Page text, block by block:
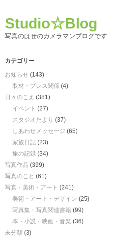
Studio☆Blog
写真のはせのカメラマンブログです
カテゴリー
お知らせ (143)
取材・プレス関係 (4)
日々のこえ (381)
イベント (27)
スタジオだより (37)
しあわせメッセージ (65)
家族日記 (23)
旅の記録 (34)
写真作品 (399)
写真のこと (61)
写真・美術・アート (241)
美術・アート・デザイン (25)
写真集・写真関連書籍 (99)
本・小説・映画・音楽 (36)
未分類 (3)